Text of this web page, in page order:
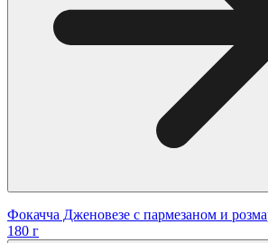
Фокачча Дженовезе с пармезаном и
180 г